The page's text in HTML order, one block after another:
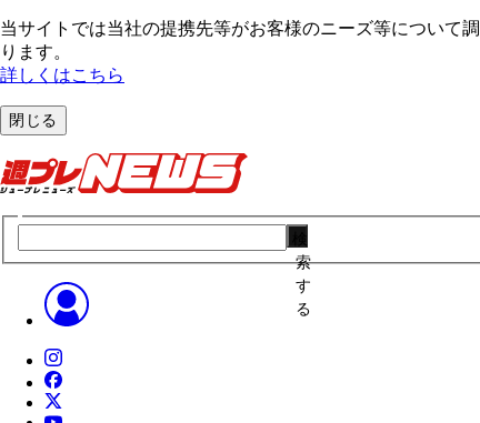
当サイトでは当社の提携先等がお客様のニーズ等について
ります。
詳しくはこちら
閉じる
索
す
る